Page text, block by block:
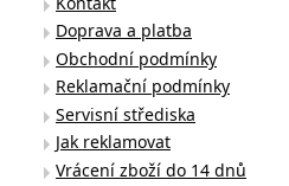
Doprava a platba
Obchodní podmínky
Reklamační podmínky
Servisní střediska
Jak reklamovat
Vrácení zboží do 14 dnů